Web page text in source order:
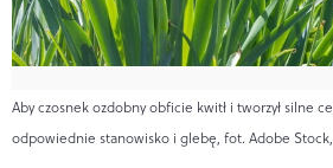
Aby czosnek ozdobny obficie kwitł i tworzył silne
odpowiednie stanowisko i glebę, fot. Adobe